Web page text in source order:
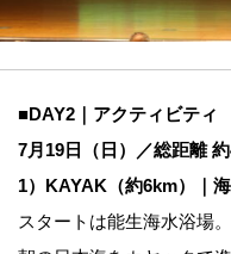
■DAY2｜アクティビティ
7月19日（日）／総距離
1）KAYAK（約6km）｜
スタートは能生海水浴場。